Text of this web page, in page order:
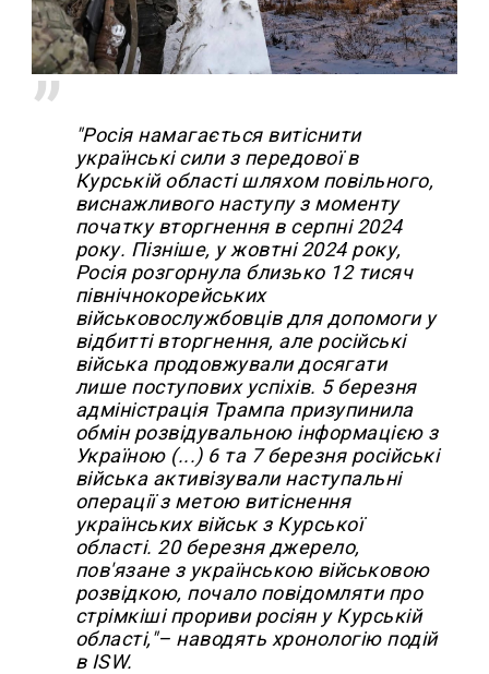
"Росія намагається витіснити
українські сили з передової в
Курській області шляхом повільного,
виснажливого наступу з моменту
початку вторгнення в серпні 2024
року. Пізніше, у жовтні 2024 року,
Росія розгорнула близько 12 тисяч
північнокорейських
військовослужбовців для допомоги у
відбитті вторгнення, але російські
війська продовжували досягати
лише поступових успіхів. 5 березня
адміністрація Трампа призупинила
обмін розвідувальною інформацією з
Україною (...) 6 та 7 березня російські
війська активізували наступальні
операції з метою витіснення
українських військ з Курської
області. 20 березня джерело,
пов'язане з українською військовою
розвідкою, почало повідомляти про
стрімкіші прориви росіян у Курській
області,"– наводять хронологію подій
в ISW.